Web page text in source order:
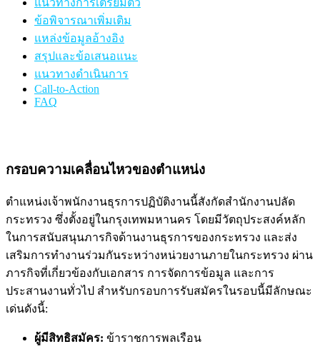
ข้อพิจารณาเพิ่มเติม
แหล่งข้อมูลอ้างอิง
สรุปและข้อเสนอแนะ
แนวทางดำเนินการ
Call-to-Action
FAQ
กรอบความเคลื่อนไหวของตำแหน่ง
ตำแหน่งเจ้าพนักงานธุรการปฏิบัติงานนี้สังกัดสำนักงานปลัด
กระทรวง ซึ่งตั้งอยู่ในกรุงเทพมหานคร โดยมีวัตถุประสงค์หลัก
ในการสนับสนุนภารกิจด้านงานธุรการของกระทรวง และส่ง
เสริมการทำงานร่วมกันระหว่างหน่วยงานภายในกระทรวง ผ่าน
ภารกิจที่เกี่ยวข้องกับเอกสาร การจัดการข้อมูล และการ
ประสานงานทั่วไป สำหรับกรอบการรับสมัครในรอบนี้มีลักษณะ
เด่นดังนี้:
ผู้มีสิทธิสมัคร: ข้าราชการพลเรือน